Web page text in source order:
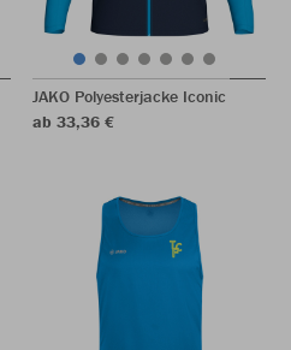
JAKO Polyesterjacke Iconic
ab 33,36 €